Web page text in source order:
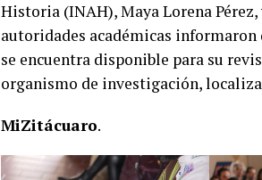
Historia (INAH), Maya Lorena
autoridades académicas
se encuentra disponible para su
organismo de investigación,
MiZitácuaro.